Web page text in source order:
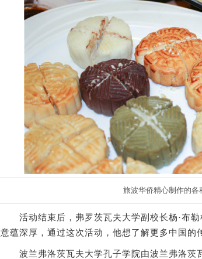
旅波华侨精心制作的各
活动结束后，弗罗茨瓦夫大学副校长杨·布勒
意蕴深厚，通过这次活动，他想了解更多中国的
波兰弗洛茨瓦夫大学孔子学院由波兰弗洛茨